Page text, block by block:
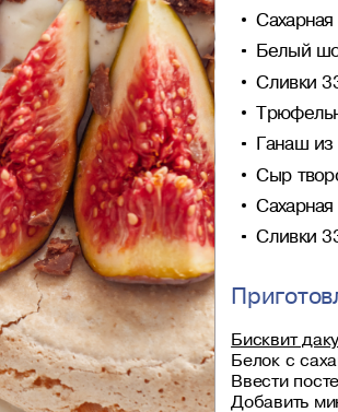
Белый
Сливки
Ганаш
Сыр
Сливки
Бисквит
Белок с
Ввести
Добавить